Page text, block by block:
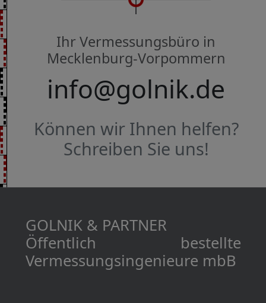
Ihr Vermessungsbüro in
Mecklenburg-Vorpommern
info@golnik.de
Können wir Ihnen helfen?
Schreiben Sie uns!
GOLNIK & PARTNER
Öffentlich bestellte
Vermessungs­­ingenieure mbB